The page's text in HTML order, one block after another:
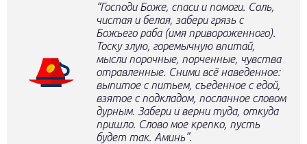
“Господи Боже, спаси и помоги. Соль,
чистая и белая, забери грязь с
Божьего раба (имя привороженного).
Тоску злую, горемычную впитай,
мысли порочные, порченные, чувства
отравленные. Сними всё наведенное:
выпитое с питьем, съеденное с едой,
взятое с подкладом, посланное словом
дурным. Забери и верни туда, откуда
пришло. Слово мое крепко, пусть
будет так. Аминь”.